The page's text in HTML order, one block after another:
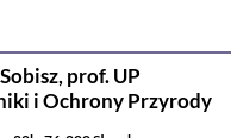
prof. UP
i Ochrony Przyrody